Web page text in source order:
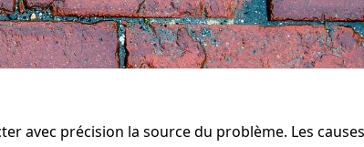
avec précision la source du problème. Les